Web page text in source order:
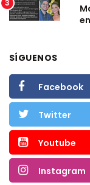
3
SÍGUENOS
Facebook
Twitter
Youtube
Instagram